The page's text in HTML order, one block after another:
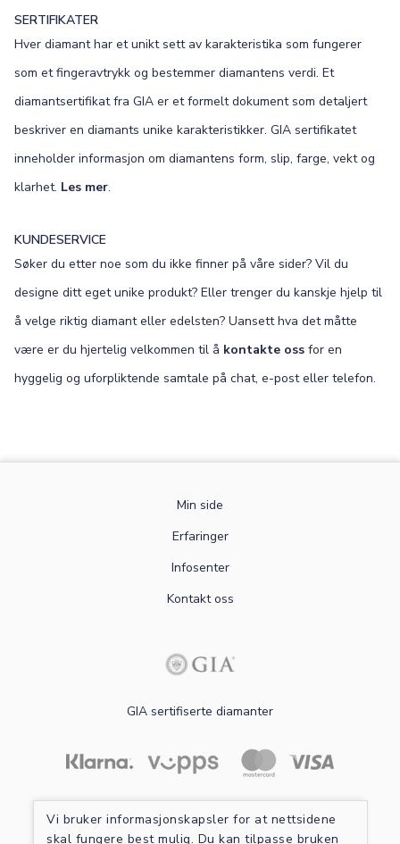
Vi bruker informasjonskapsler for at nettsidene
skal fungere best mulig. Du kan tilpasse bruken
SERTIFIKATER
Hver diamant har et unikt sett av karakteristika som fungerer
som et fingeravtrykk og bestemmer diamantens verdi. Et
diamantsertifikat fra GIA er et formelt dokument som detaljert
beskriver en diamants unike karakteristikker. GIA sertifikatet
inneholder informasjon om diamantens form, slip, farge, vekt og
klarhet. Les mer.
KUNDESERVICE
Søker du etter noe som du ikke finner på våre sider? Vil du
designe ditt eget unike produkt? Eller trenger du kanskje hjelp til
å velge riktig diamant eller edelsten? Uansett hva det måtte
være er du hjertelig velkommen til å kontakte oss for en
hyggelig og uforpliktende samtale på chat, e-post eller telefon.
Min side
Erfaringer
Infosenter
Kontakt oss
GIA sertifiserte diamanter
Les mer om sikker betaling